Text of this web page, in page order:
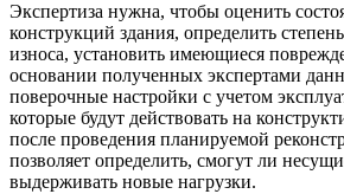
Экспертиза нужна, чтобы оценить
конструкций здания, определить
износа, установить имеющиеся
основании полученных экспертами
поверочные настройки с учетом
которые будут действовать на
после проведения планируемой
позволяет определить, смогут ли
выдерживать новые нагрузки.